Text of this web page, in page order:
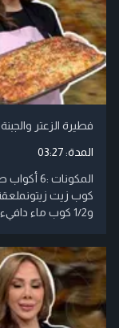
فطيرة الزعتر والجبنة
المدة:03:27
و1/2 كوب ماء دافيء( تقريبا)1 ....